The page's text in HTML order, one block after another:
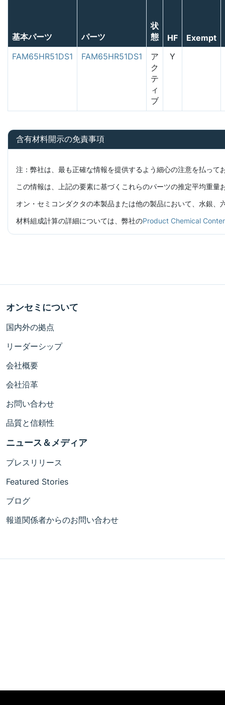
基本パーツ パーツ
状
態
HF
Exempt
FAM65HR51DS1
FAM65HR51DS1
ア
ク
テ
ィ
ブ
Y
含有材料開示の免責事項
注：弊社は、最も正確な情報を提供するよう細心の注意を払っ
この情報は、上記の要素に基づくこれらのパーツの推定平均重
オン・セミコンダクタの本製品または他の製品において、水銀
材料組成計算の詳細については、弊社のProduct Chemical
オンセミについて
国内外の拠点
リーダーシップ
会社概要
会社沿革
お問い合わせ
品質と信頼性
ニュース＆メディア
プレスリリース
Featured Stories
ブログ
報道関係者からのお問い合わせ